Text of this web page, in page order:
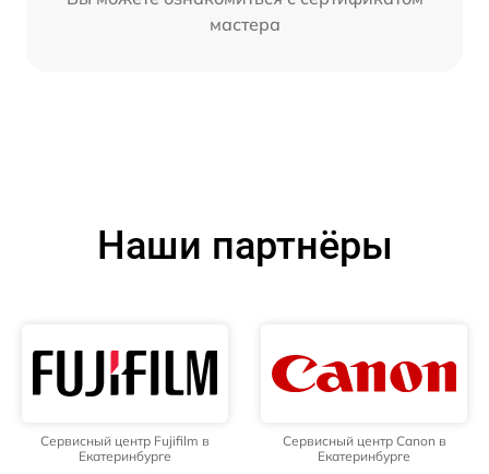
мастера
Наши партнёры
Сервисный центр Fujifilm в
Екатеринбурге
Сервисный центр Canon в
Екатеринбурге